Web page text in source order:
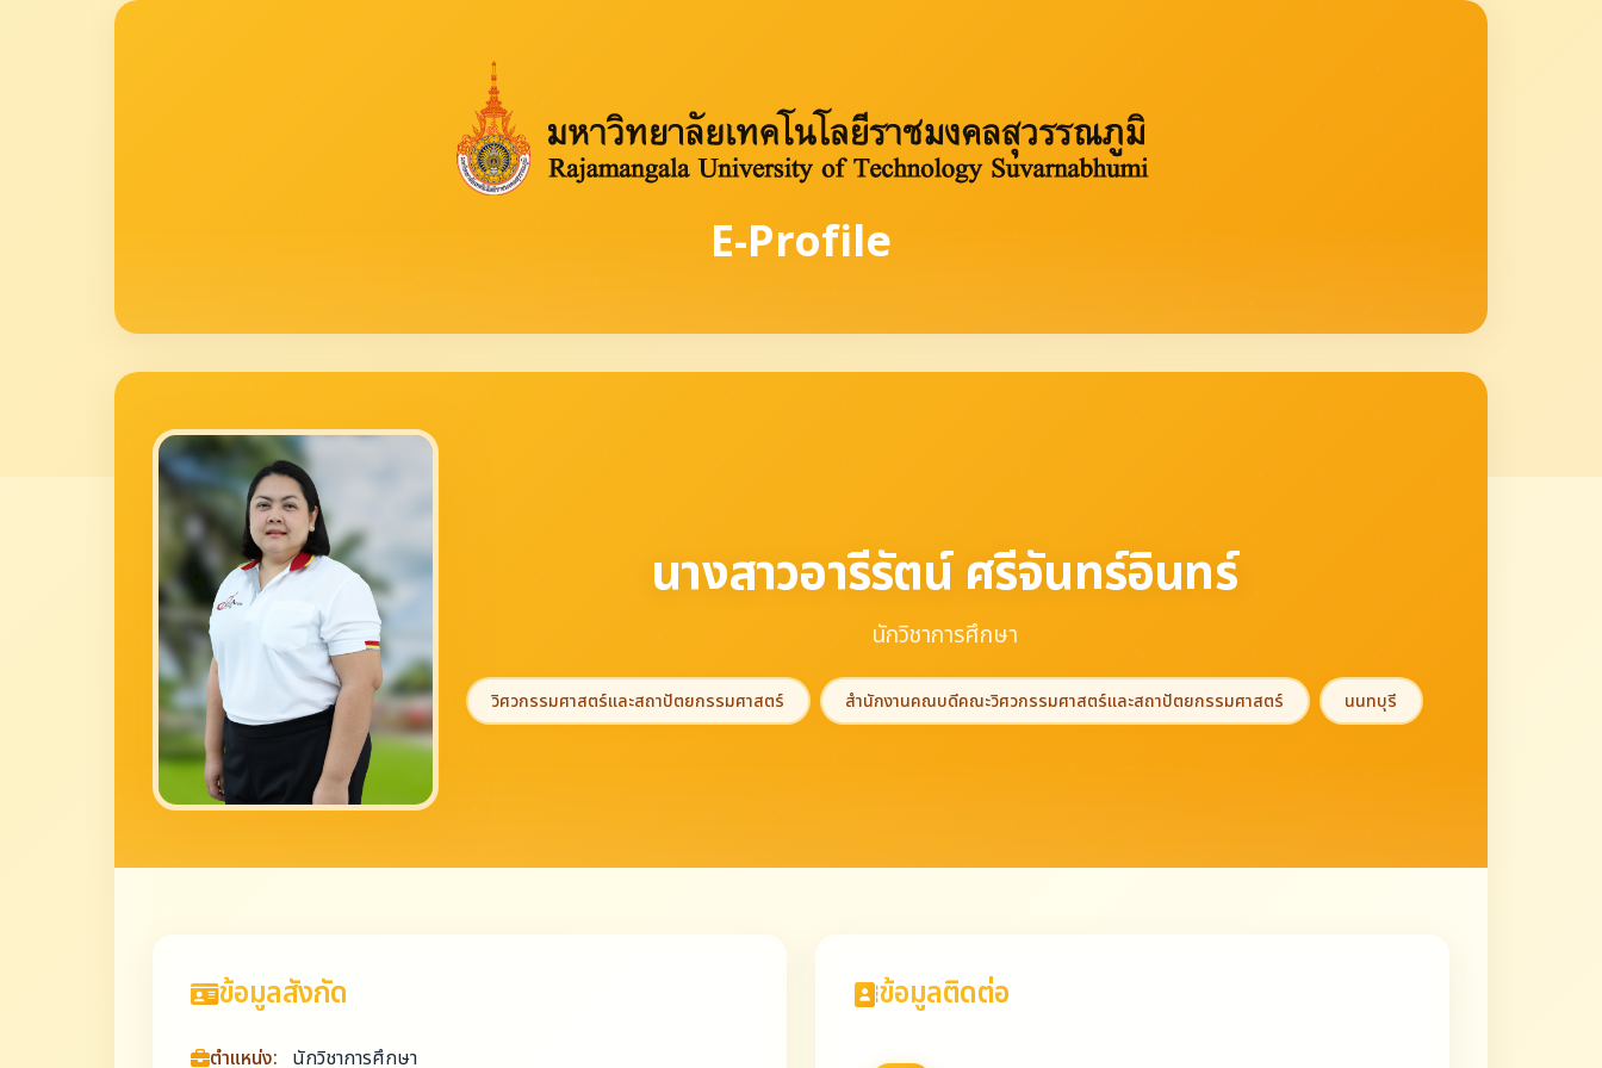
E-Profile
นางสาวอารีรัตน์ ศรีจันทร์อินทร์
นักวิชาการศึกษา
วิศวกรรมศาสตร์และสถาปัตยกรรมศาสตร์ สำนักงานคณบดีคณะวิศวกรรมศาสตร์และสถาปัตยกรรมศาสตร์ นนทบุรี
ข้อมูลสังกัด
ตำแหน่ง: นักวิชาการศึกษา
ข้อมูลติดต่อ